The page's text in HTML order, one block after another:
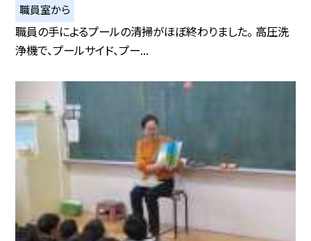
職員室から
職員の手によるプールの清掃がほぼ終わりました。 高圧洗
浄機で、プールサイド、プー...